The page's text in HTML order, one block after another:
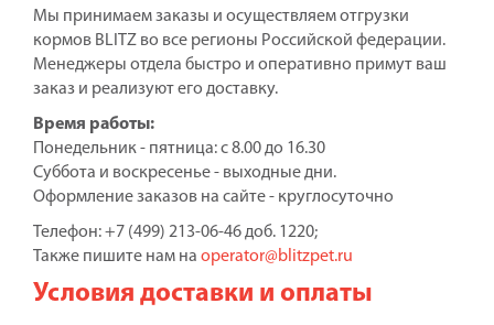
Мы принимаем заказы и осуществляем отгрузки
кормов BLITZ во все регионы Российской федерации.
Менеджеры отдела быстро и оперативно примут ваш
заказ и реализуют его доставку.
Время работы:
Понедельник - пятница: с 8.00 до 16.30
Суббота и воскресенье - выходные дни.
Оформление заказов на сайте - круглосуточно
Телефон: +7 (499) 213-06-46 доб. 1220;
Также пишите нам на operator@blitzpet.ru
Условия доставки и оплаты